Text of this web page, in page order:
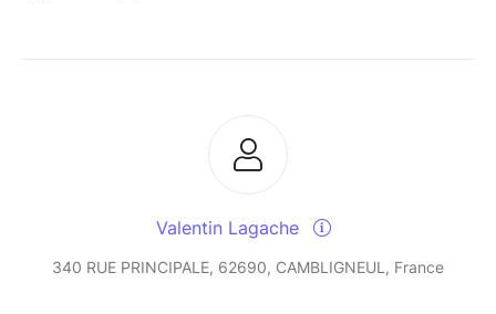
Valentin Lagache
340 RUE PRINCIPALE, 62690, CAMBLIGNEUL, France